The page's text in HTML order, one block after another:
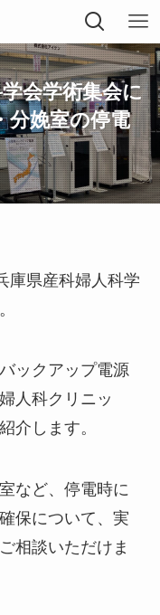
会学術集会に
分娩室の停電
庫県産科婦人科学
ックアップ電源
人科クリニッ
介します。
など、停電時に
保について、実
相談いただけま